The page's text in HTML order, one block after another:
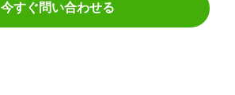
今すぐ問い合わせる